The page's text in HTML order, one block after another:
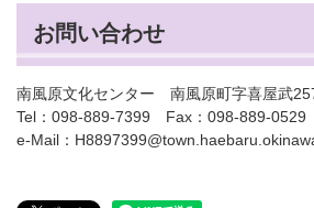
お問い合わせ
南風原文化センター 南風原町字喜屋武
Tel：098-889-7399 Fax：098-889-0529
e-Mail：